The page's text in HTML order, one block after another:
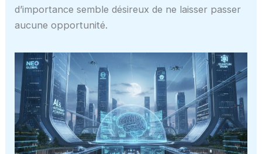
d’importance semble désireux de ne laisser passer
aucune opportunité.